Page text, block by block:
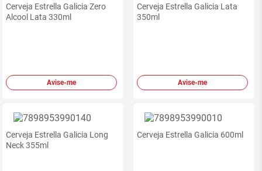
Cerveja Estrella Galicia Zero
Alcool Lata 330ml
Avise-me
Cerveja Estrella Galicia Lata
350ml
Avise-me
Cerveja Estrella Galicia Long
Neck 355ml
Cerveja Estrella Galicia 600ml